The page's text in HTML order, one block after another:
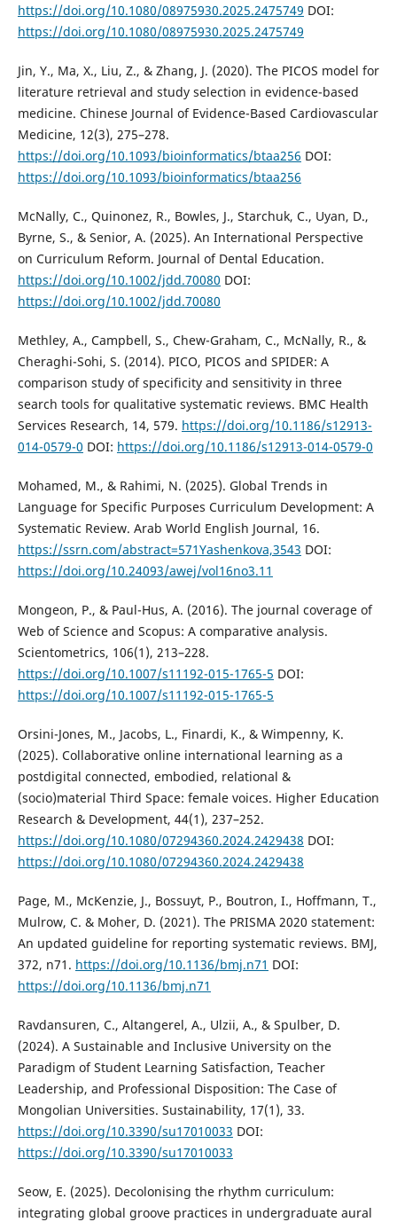
https://doi.org/10.1080/08975930.2025.2475749 DOI:
https://doi.org/10.1080/08975930.2025.2475749
Jin, Y., Ma, X., Liu, Z., & Zhang, J. (2020). The PICOS model for
literature retrieval and study selection in evidence-based
medicine. Chinese Journal of Evidence-Based Cardiovascular
Medicine, 12(3), 275–278.
https://doi.org/10.1093/bioinformatics/btaa256 DOI:
https://doi.org/10.1093/bioinformatics/btaa256
McNally, C., Quinonez, R., Bowles, J., Starchuk, C., Uyan, D.,
Byrne, S., & Senior, A. (2025). An International Perspective
on Curriculum Reform. Journal of Dental Education.
https://doi.org/10.1002/jdd.70080 DOI:
https://doi.org/10.1002/jdd.70080
Methley, A., Campbell, S., Chew-Graham, C., McNally, R., &
Cheraghi-Sohi, S. (2014). PICO, PICOS and SPIDER: A
comparison study of specificity and sensitivity in three
search tools for qualitative systematic reviews. BMC Health
Services Research, 14, 579. https://doi.org/10.1186/s12913-
014-0579-0 DOI: https://doi.org/10.1186/s12913-014-0579-0
Mohamed, M., & Rahimi, N. (2025). Global Trends in
Language for Specific Purposes Curriculum Development: A
Systematic Review. Arab World English Journal, 16.
https://ssrn.com/abstract=571Yashenkova,3543 DOI:
https://doi.org/10.24093/awej/vol16no3.11
Mongeon, P., & Paul-Hus, A. (2016). The journal coverage of
Web of Science and Scopus: A comparative analysis.
Scientometrics, 106(1), 213–228.
https://doi.org/10.1007/s11192-015-1765-5 DOI:
https://doi.org/10.1007/s11192-015-1765-5
Orsini-Jones, M., Jacobs, L., Finardi, K., & Wimpenny, K.
(2025). Collaborative online international learning as a
postdigital connected, embodied, relational &
(socio)material Third Space: female voices. Higher Education
Research & Development, 44(1), 237–252.
https://doi.org/10.1080/07294360.2024.2429438 DOI:
https://doi.org/10.1080/07294360.2024.2429438
Page, M., McKenzie, J., Bossuyt, P., Boutron, I., Hoffmann, T.,
Mulrow, C. & Moher, D. (2021). The PRISMA 2020 statement:
An updated guideline for reporting systematic reviews. BMJ,
372, n71. https://doi.org/10.1136/bmj.n71 DOI:
https://doi.org/10.1136/bmj.n71
Ravdansuren, C., Altangerel, A., Ulzii, A., & Spulber, D.
(2024). A Sustainable and Inclusive University on the
Paradigm of Student Learning Satisfaction, Teacher
Leadership, and Professional Disposition: The Case of
Mongolian Universities. Sustainability, 17(1), 33.
https://doi.org/10.3390/su17010033 DOI:
https://doi.org/10.3390/su17010033
Seow, E. (2025). Decolonising the rhythm curriculum:
integrating global groove practices in undergraduate aural